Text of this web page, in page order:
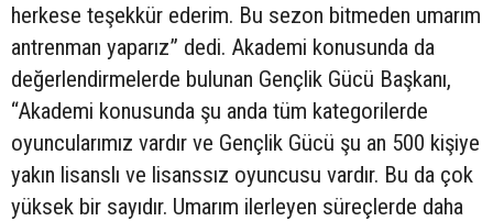
herkese teşekkür ederim. Bu sezon bitmeden umarım
antrenman yaparız” dedi. Akademi konusunda da
değerlendirmelerde bulunan Gençlik Gücü Başkanı,
“Akademi konusunda şu anda tüm kategorilerde
oyuncularımız vardır ve Gençlik Gücü şu an 500 kişiye
yakın lisanslı ve lisanssız oyuncusu vardır. Bu da çok
yüksek bir sayıdır. Umarım ilerleyen süreçlerde daha